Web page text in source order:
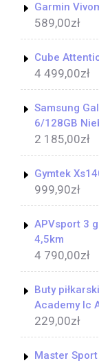
Garmin
589,00zł
Cube
4 499,00zł
Samsung
6/128GB
2 185,00zł
Gymtek
999,90zł
APVsport 3
4,5km
4 790,00zł
Buty
Academy Ic
229,00zł
Master